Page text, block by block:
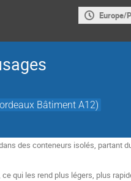
Europe/
Bâtiment A12)
des conteneurs isolés, partant
qui les rend plus légers, plus